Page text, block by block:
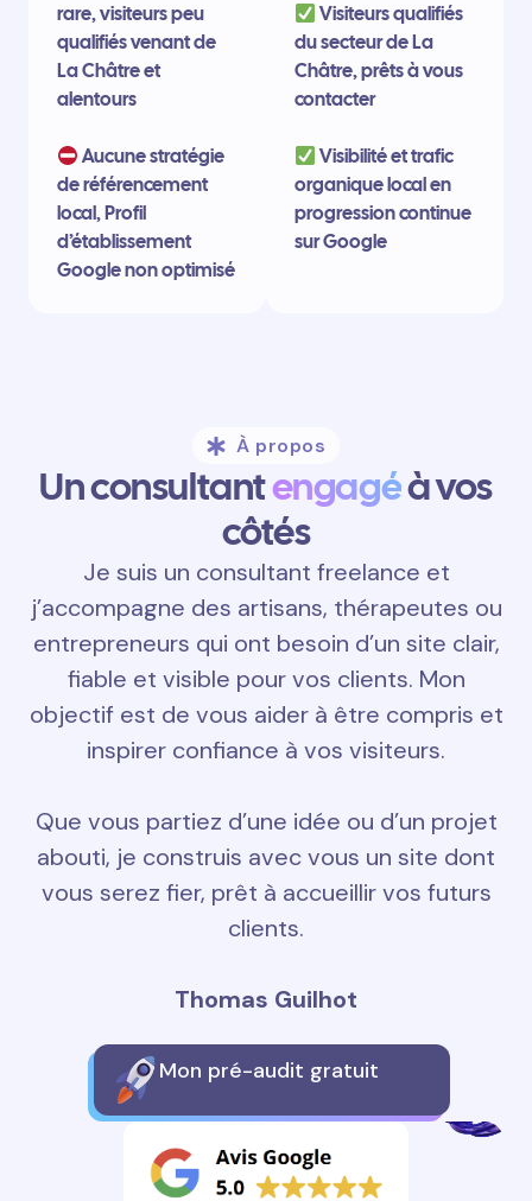
rare, visiteurs peu
qualifiés venant de
La Châtre et
alentours
Aucune stratégie
de référencement
local, Profil
d’établissement
Google non optimisé
Visiteurs qualifiés
du secteur de La
Châtre, prêts à vous
contacter
Visibilité et trafic
organique local en
progression continue
sur Google
À propos
Un consultantengagéà vos
côtés
Je suis un consultant freelance et
j’accompagne des artisans, thérapeutes ou
entrepreneurs qui ont besoin d’un site clair,
fiable et visible pour vos clients. Mon
objectif est de vous aider à être compris et
inspirer confiance à vos visiteurs.
Que vous partiez d’une idée ou d’un projet
abouti, je construis avec vous un site dont
vous serez fier, prêt à accueillir vos futurs
clients.
Thomas Guilhot
Mon pré-audit gratuit